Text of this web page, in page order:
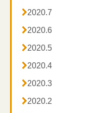
2020.7
2020.6
2020.5
2020.4
2020.3
2020.2